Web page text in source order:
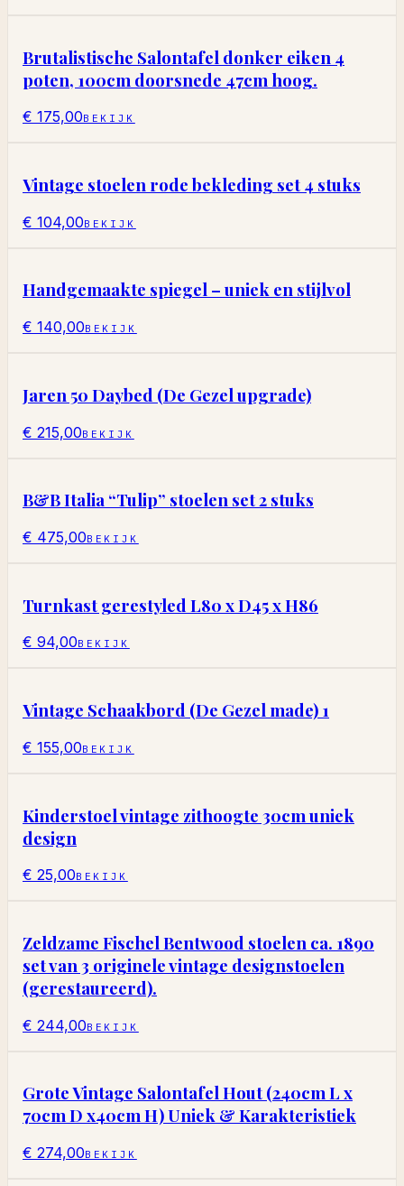
Brutalistische Salontafel donker eiken 4
poten, 100cm doorsnede 47cm hoog.
€ 175,00BEKIJK
Vintage stoelen rode bekleding set 4 stuks
€ 104,00BEKIJK
Handgemaakte spiegel – uniek en stijlvol
€ 140,00BEKIJK
Jaren 50 Daybed (De Gezel upgrade)
€ 215,00BEKIJK
B&B Italia “Tulip” stoelen set 2 stuks
€ 475,00BEKIJK
Turnkast gerestyled L80 x D45 x H86
€ 94,00BEKIJK
Vintage Schaakbord (De Gezel made) 1
€ 155,00BEKIJK
Kinderstoel vintage zithoogte 30cm uniek
design
€ 25,00BEKIJK
Zeldzame Fischel Bentwood stoelen ca. 1890
set van 3 originele vintage designstoelen
(gerestaureerd).
€ 244,00BEKIJK
Grote Vintage Salontafel Hout (240cm L x
70cm D x40cm H) Uniek & Karakteristiek
€ 274,00BEKIJK